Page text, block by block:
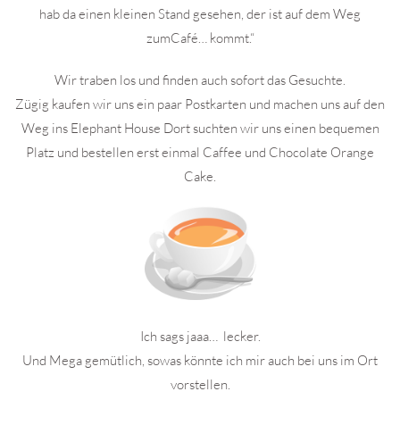
hab da einen kleinen Stand gesehen, der ist auf dem Weg
zumCafé… kommt.“
Wir traben los und finden auch sofort das Gesuchte.
Zügig kaufen wir uns ein paar Postkarten und machen uns auf den
Weg ins Elephant House Dort suchten wir uns einen bequemen
Platz und bestellen erst einmal Caffee und Chocolate Orange
Cake.
Ich sags jaaa… lecker.
Und Mega gemütlich, sowas könnte ich mir auch bei uns im Ort
vorstellen.